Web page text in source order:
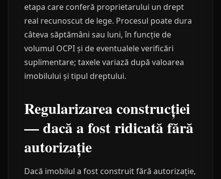
etapa care conferă proprietarului un drept
real recunoscut de lege. Procesul poate dura
câteva săptămâni sau luni, în funcție de
volumul OCPI și de eventualele verificări
suplimentare; taxele variază după valoarea
imobilului și tipul dreptului.
Regularizarea construcției
— dacă a fost ridicată fără
autorizație
Dacă imobilul a fost construit fără autorizație,